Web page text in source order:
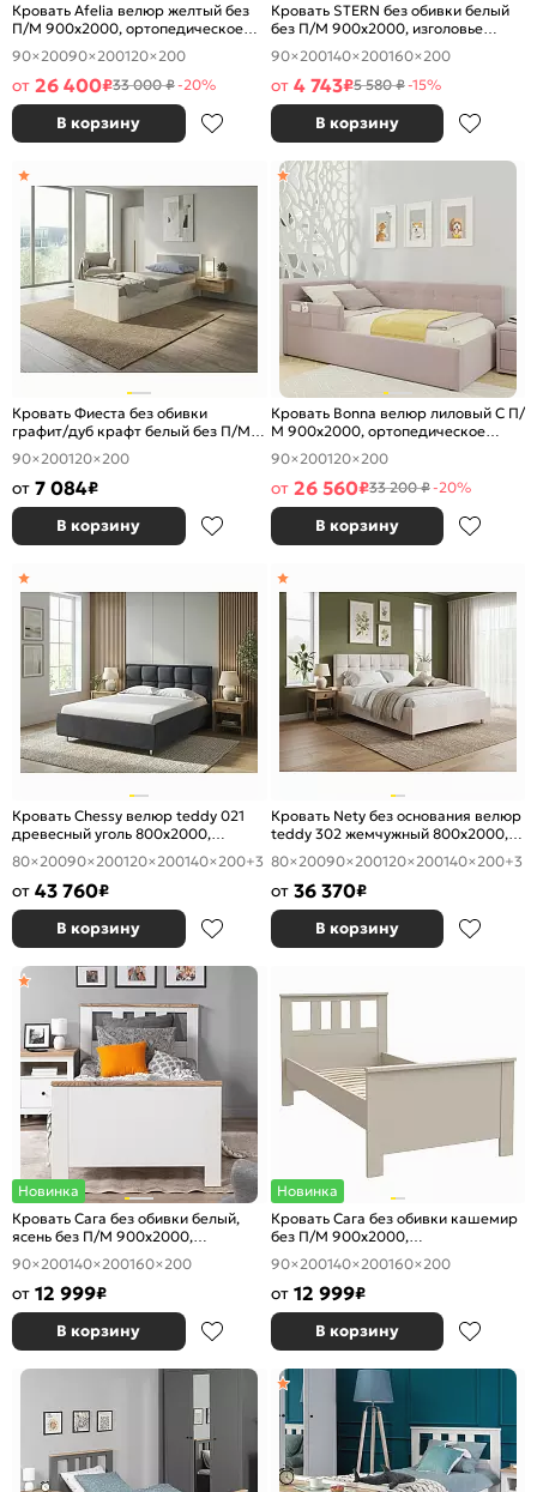
Кровать Afelia велюр желтый без
П/М 900x2000, ортопедическое
основание, изголовье мягкое
90×20090×200120×200
от 26 400₽33 000 ₽-20%
В корзину
Кровать STERN без обивки белый
без П/М 900x2000, изголовье
жесткое
90×200140×200160×200
от 4 743₽5 580 ₽-15%
В корзину
Кровать Фиеста без обивки
графит/дуб крафт белый без П/М
900x2000, изголовье жесткое
90×200120×200
от 7 084₽
В корзину
Кровать Bonna велюр лиловый С П/
М 900x2000, ортопедическое
основание, изголовье мягкое
90×200120×200
от 26 560₽33 200 ₽-20%
В корзину
Кровать Chessy велюр teddy 021
древесный уголь 800x2000,
изголовье мягкое
80×20090×200120×200140×200+3
от 43 760₽
В корзину
Кровать Nety без основания велюр
teddy 302 жемчужный 800x2000,
изголовье мягкое
80×20090×200120×200140×200+3
от 36 370₽
В корзину
Новинка
Кровать Сага без обивки белый,
ясень без П/М 900x2000,
ортопедическое основание,
изголовье жесткое
90×200140×200160×200
от 12 999₽
В корзину
Новинка
Кровать Сага без обивки кашемир
без П/М 900x2000,
ортопедическое основание,
изголовье жесткое
90×200140×200160×200
от 12 999₽
В корзину